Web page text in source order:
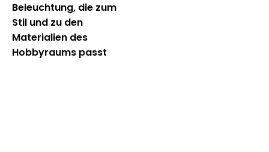
Beleuchtung, die zum
Stil und zu den
Materialien des
Hobbyraums passt